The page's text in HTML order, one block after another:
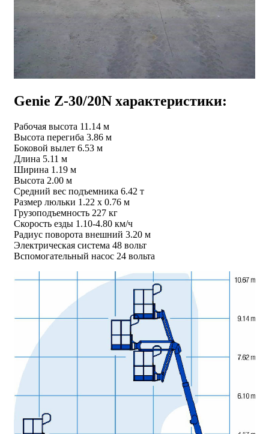
Genie Z-30/20N характеристики:
Рабочая высота 11.14 м
Высота перегиба 3.86 м
Боковой вылет 6.53 м
Длина 5.11 м
Ширина 1.19 м
Высота 2.00 м
Средний вес подъемника 6.42 т
Размер люльки 1.22 х 0.76 м
Грузоподъемность 227 кг
Скорость езды 1.10-4.80 км/ч
Радиус поворота внешний 3.20 м
Электрическая система 48 вольт
Вспомогательный насос 24 вольта